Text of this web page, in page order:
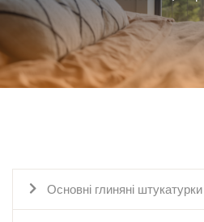
Основні глиняні штукатурки